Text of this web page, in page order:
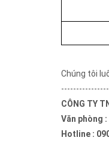
Chúng tôi
CÔNG TY
Văn phòng :
Hotline :